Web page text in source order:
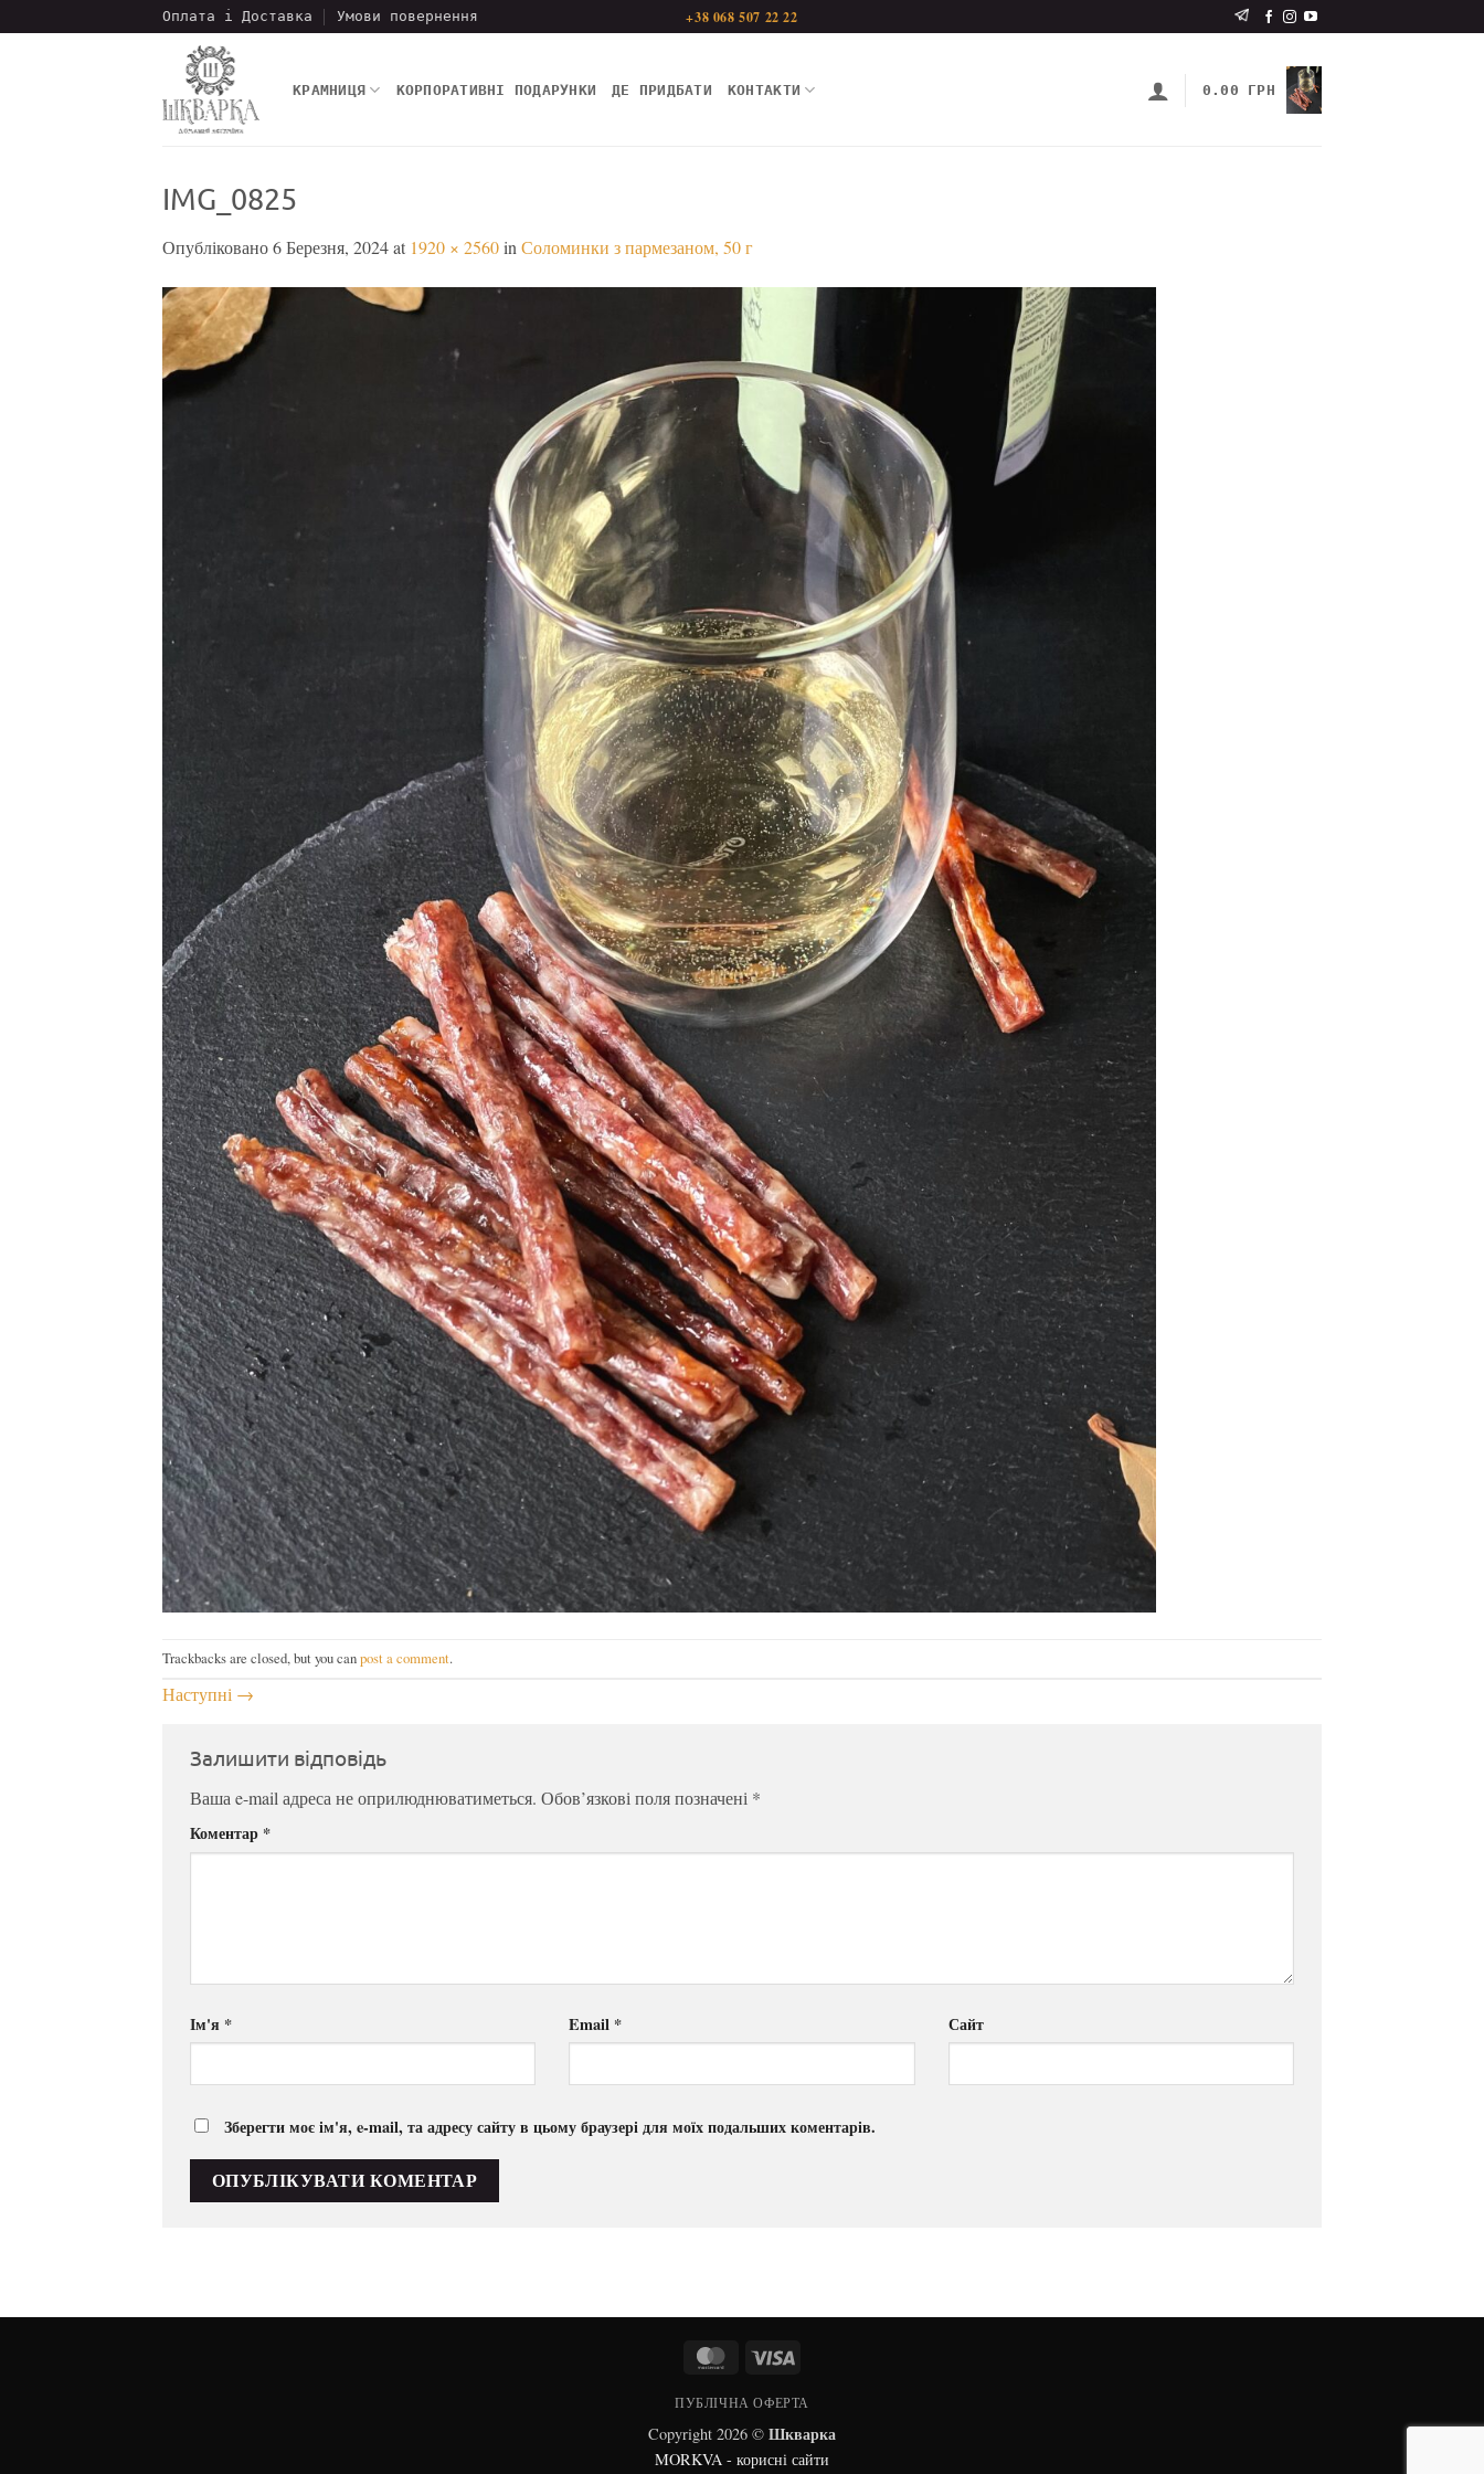
Оплата і Доставка Умови повернення +38 068 507 22 22
КРАМНИЦЯ КОРПОРАТИВНІ ПОДАРУНКИ ДЕ ПРИДБАТИ КОНТАКТИ 0.00 ГРН
IMG_0825
Опубліковано6 Березня, 2024at 1920 × 2560in Соломинки з пармезаном, 50 г
Trackbacks are closed, but you canpost a comment.
Наступні →
Залишити відповідь
Ваша e-mail адреса не оприлюднюватиметься. Обов’язкові поля позначені *
Коментар *
Ім'я * Email * Сайт
Зберегти моє ім'я, e-mail, та адресу сайту в цьому браузері для моїх подальших коментарів.
MasterCard
ПУБЛІЧНА ОФЕРТА
Copyright 2026 © Шкварка
MORKVA - корисні сайти